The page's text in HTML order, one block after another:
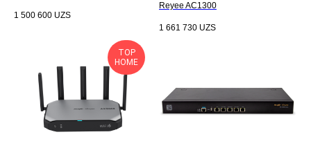
1 500 600 UZS
Reyee AC1300
1 661 730 UZS
TOP
HOME